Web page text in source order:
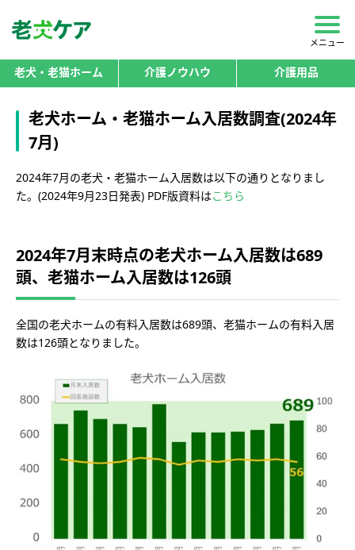
メニュー
老犬・老猫ホーム 介護ノウハウ 介護用品
老犬ホーム・老猫ホーム入居数調査(2024年
7月)
2024年7月の老犬・老猫ホーム入居数は以下の通りとなりまし
た。(2024年9月23日発表) PDF版資料はこちら
2024年7月末時点の老犬ホーム入居数は689
頭、老猫ホーム入居数は126頭
全国の老犬ホームの有料入居数は689頭、老猫ホームの有料入居
数は126頭となりました。